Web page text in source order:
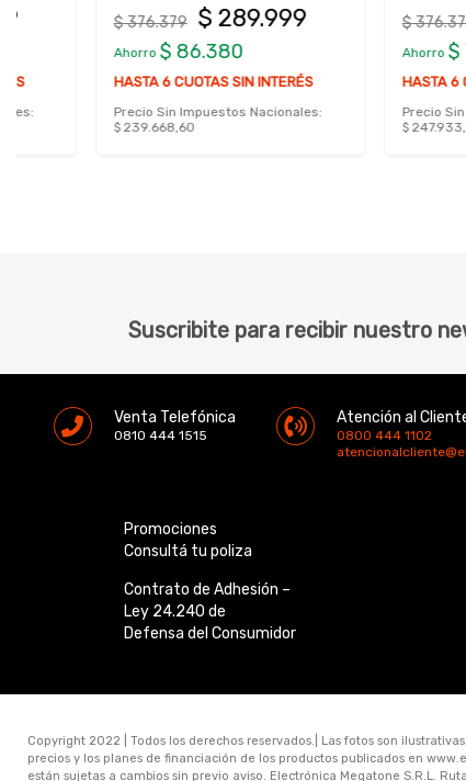
$ 376.379 $ 289.999
$ 86.380
HASTA 6 CUOTAS SIN INTERÉS
Precio Sin Impuestos Nacionales:
$ 239.668,60
$ 376.379 $
$ 76.380
HASTA 6 CUOTAS
Precio Sin
$ 247.933,06
Suscribite para recibir nuestro
Venta Telefónica
0810 444 1515
Atención al
0800 444 1102
Promociones
Consultá tu poliza
Contrato de Adhesión –
Ley 24.240 de
Defensa del Consumidor
Copyright 2022 | Todos los derechos reservados.| Las fotos son
precios y los planes de financiación de los productos publicados en
están sujetas a cambios sin previo aviso. Electrónica Megatone S.R.L.